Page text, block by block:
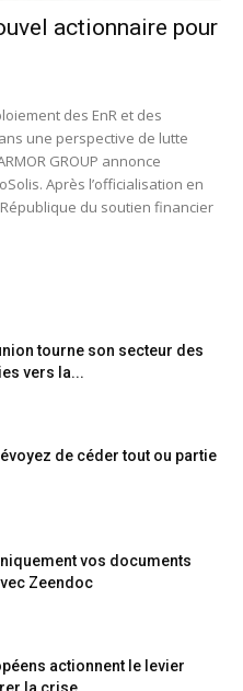
actionnaire pour
des EnR et des
une perspective de lutte
GROUP annonce
Après l’officialisation en
du soutien financier
tourne son secteur des
vers la...
de céder tout ou partie
vos documents
Zeendoc
actionnent le levier